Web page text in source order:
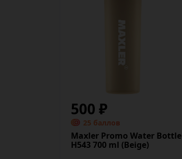
500 ₽
25 баллов
Maxler Promo Water Bottle
H543 700 ml (Beige)